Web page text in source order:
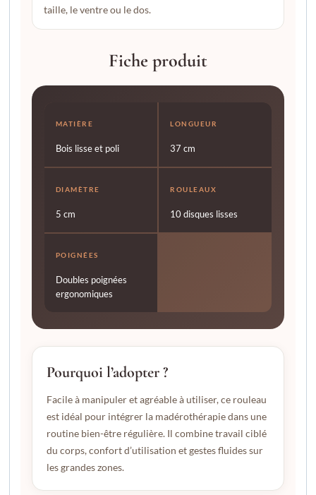
taille, le ventre ou le dos.
Fiche produit
MATIÈRE
Bois lisse et poli
LONGUEUR
37 cm
DIAMÈTRE
5 cm
ROULEAUX
10 disques lisses
POIGNÉES
Doubles poignées
ergonomiques
Pourquoi l’adopter ?
Facile à manipuler et agréable à utiliser, ce rouleau
est idéal pour intégrer la madérothérapie dans une
routine bien-être régulière. Il combine travail ciblé
du corps, confort d’utilisation et gestes fluides sur
les grandes zones.